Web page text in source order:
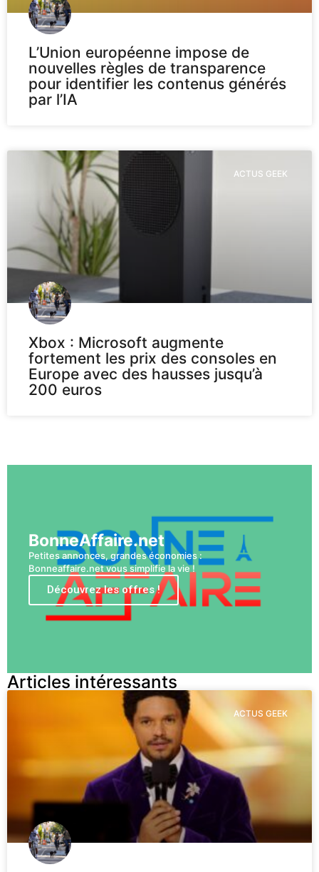
L’Union européenne impose de
nouvelles règles de transparence
pour identifier les contenus générés
par l’IA
ACTUS GEEK
Xbox : Microsoft augmente
fortement les prix des consoles en
Europe avec des hausses jusqu’à
200 euros
BonneAffaire.net
Petites annonces, grandes économies :
Bonneaffaire.net vous simplifie la vie !
Découvrez les offres !
Articles intéressants
ACTUS GEEK